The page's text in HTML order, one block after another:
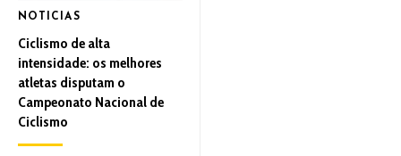
NOTICIAS
Ciclismo de alta
intensidade: os melhores
atletas disputam o
Campeonato Nacional de
Ciclismo